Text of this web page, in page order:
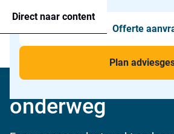
Direct naar content
Agressie alarmering
Man-down & BHV Alarmering
Voor wie
Toepassingen
Offerte
Plan
Veiligheid
onderweg